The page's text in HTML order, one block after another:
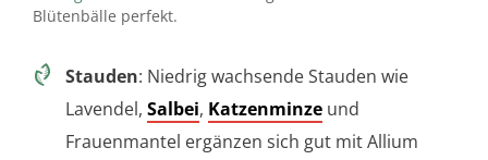
Blütenbälle perfekt.
Stauden: Niedrig wachsende Stauden wie
Lavendel, Salbei, Katzenminze und
Frauenmantel ergänzen sich gut mit Allium